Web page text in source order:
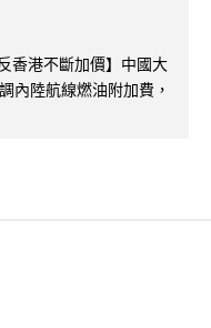
香港不斷加價】中國大
內陸航線燃油附加費，